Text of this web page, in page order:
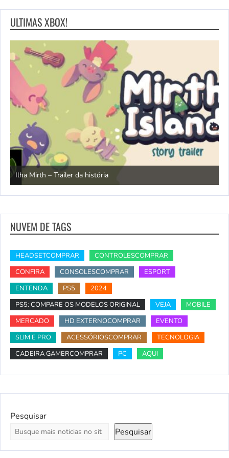
ULTIMAS XBOX!
Ilha Mirth – Trailer da história
NUVEM DE TAGS
HEADSETCOMPRAR
CONTROLESCOMPRAR
CONFIRA
CONSOLESCOMPRAR
ESPORT
ENTENDA
PS5
2024
PS5: COMPARE OS MODELOS ORIGINAL
VEJA
MOBILE
MERCADO
HD EXTERNOCOMPRAR
EVENTO
SLIM E PRO
ACESSÓRIOSCOMPRAR
TECNOLOGIA
CADEIRA GAMERCOMPRAR
PC AQUI
Pesquisar
Pesquisar